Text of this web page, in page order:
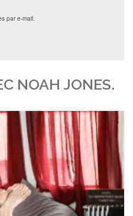
par e-mail.
NOAH JONES.